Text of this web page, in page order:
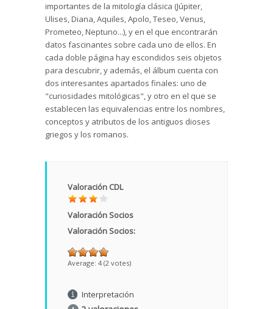
importantes de la mitología clásica (Júpiter,
Ulises, Diana, Aquiles, Apolo, Teseo, Venus,
Prometeo, Neptuno...), y en el que encontrarán
datos fascinantes sobre cada uno de ellos. En
cada doble página hay escondidos seis objetos
para descubrir, y además, el álbum cuenta con
dos interesantes apartados finales: uno de
"curiosidades mitológicas", y otro en el que se
establecen las equivalencias entre los nombres,
conceptos y atributos de los antiguos dioses
griegos y los romanos.
Valoración CDL
Valoración Socios
Valoración Socios:
Average: 4 (2 votes)
Interpretación